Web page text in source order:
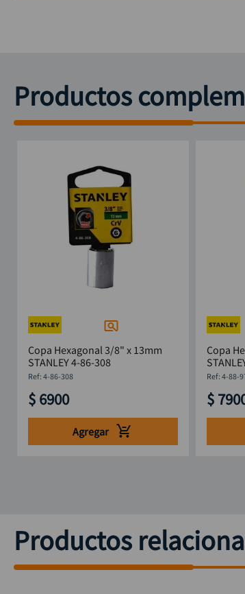
Productos
Copa Hexagonal 3/8" x 13mm
STANLEY 4-86-308
: 4-86-308
$ 6900
Agregar
Copa
: 4-88-
$
Productos